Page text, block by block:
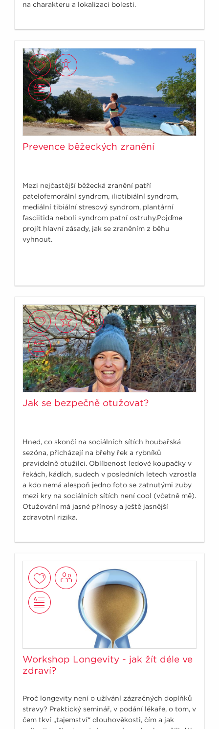
na charakteru a lokalizaci bolesti.
Prevence běžeckých zranění
Mezi nejčastější běžecká zranění patří
patelofemorální syndrom, iliotibiální syndrom,
mediální tibiální stresový syndrom, plantární
fasciitida neboli syndrom patní ostruhy.Pojďme
projít hlavní zásady, jak se zraněním z běhu
vyhnout.
Jak se bezpečně otužovat?
Hned, co skončí na sociálních sítích houbařská
sezóna, přicházejí na břehy řek a rybníků
pravidelně otužilci. Oblíbenost ledové koupačky v
řekách, kádích, sudech v posledních letech vzrostla
a kdo nemá alespoň jedno foto se zatnutými zuby
mezi kry na sociálních sítích není cool (včetně mě).
Otužování má jasné přínosy a ještě jasnější
zdravotní rizika.
Workshop Longevity - jak žít déle ve
zdraví?
Proč longevity není o užívání zázračných doplňků
stravy? Praktický seminář, v podání lékaře, o tom, v
čem tkví „tajemství“ dlouhověkosti, čím a jak